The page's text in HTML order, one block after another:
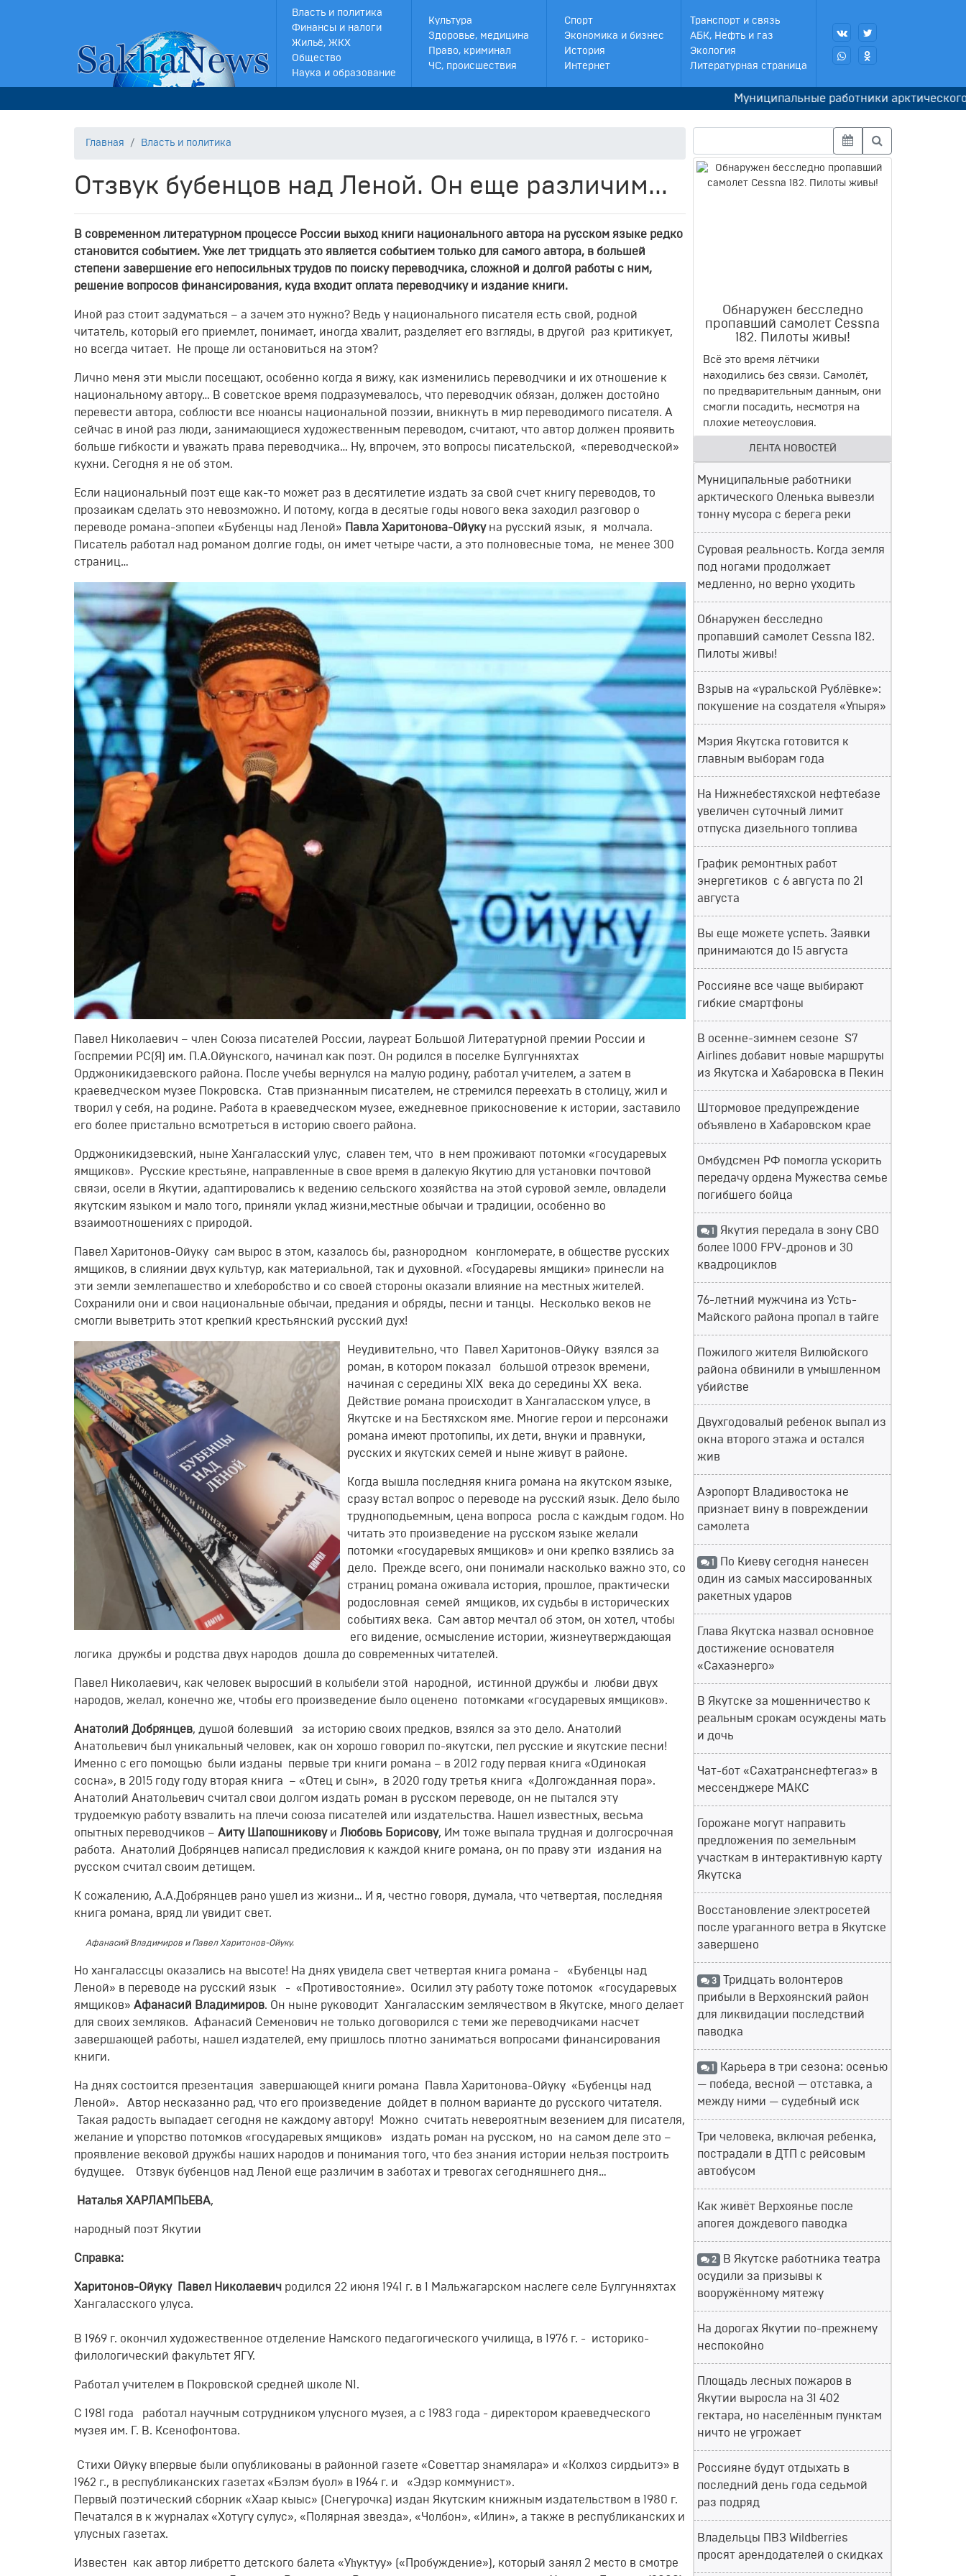
Власть и политика
Финансы и налоги
Жильё, ЖКХ
Общество
Наука и образование
Культура
Здоровье, медицина
Право, криминал
ЧС, происшествия
Спорт
Экономика и бизнес
История
Интернет
Транспорт и связь
АБК, Нефть и газ
Экология
Литературная страница
Муниципальные работники арктического
Главная Власть и политика
Отзвук бубенцов над Леной. Он еще различим...
В современном литературном процессе России выход книги национального автора на русском языке редко
становится событием. Уже лет тридцать это является событием только для самого автора, в большей
степени завершение его непосильных трудов по поиску переводчика, сложной и долгой работы с ним,
решение вопросов финансирования, куда входит оплата переводчику и издание книги.
Иной раз стоит задуматься – а зачем это нужно? Ведь у национального писателя есть свой, родной
читатель, который его приемлет, понимает, иногда хвалит, разделяет его взгляды, в другой раз критикует,
но всегда читает. Не проще ли остановиться на этом?
Лично меня эти мысли посещают, особенно когда я вижу, как изменились переводчики и их отношение к
национальному автору… В советское время подразумевалось, что переводчик обязан, должен достойно
перевести автора, соблюсти все нюансы национальной поэзии, вникнуть в мир переводимого писателя. А
сейчас в иной раз люди, занимающиеся художественным переводом, считают, что автор должен проявить
больше гибкости и уважать права переводчика… Ну, впрочем, это вопросы писательской, «переводческой»
кухни. Сегодня я не об этом.
Если национальный поэт еще как-то может раз в десятилетие издать за свой счет книгу переводов, то
прозаикам сделать это невозможно. И потому, когда в десятые годы нового века заходил разговор о
переводе романа-эпопеи «Бубенцы над Леной»
Павла Харитонова-Ойукуна русский язык, я молчала.
Писатель работал над романом долгие годы, он имет четыре части, а это полновесные тома, не менее 300
страниц…
Павел Николаевич – член Союза писателей России, лауреат Большой Литературной премии России и
Госпремии РС(Я) им. П.А.Ойунского, начинал как поэт. Он родился в поселке Булгунняхтах
Орджоникидзевского района. После учебы вернулся на малую родину, работал учителем, а затем в
краеведческом музее Покровска. Став признанным писателем, не стремился переехать в столицу, жил и
творил у себя, на родине. Работа в краеведческом музее, ежедневное прикосновение к истории, заставило
его более пристально всмотреться в историю своего района.
Орджоникидзевский, ныне Хангаласский улус, славен тем, что в нем проживают потомки «государевых
ямщиков». Русские крестьяне, направленные в свое время в далекую Якутию для установки почтовой
связи, осели в Якутии, адаптировались к ведению сельского хозяйства на этой суровой земле, овладели
якутским языком и мало того, приняли уклад жизни,местные обычаи и традиции, особенно во
взаимоотношениях с природой.
Павел Харитонов-Ойуку сам вырос в этом, казалось бы, разнородном конгломерате, в обществе русских
ямщиков, в слиянии двух культур, как материальной, так и духовной. «Государевы ямщики» принесли на
эти земли землепашество и хлеборобство и со своей стороны оказали влияние на местных жителей.
Сохранили они и свои национальные обычаи, предания и обряды, песни и танцы. Несколько веков не
смогли выветрить этот крепкий крестьянский русский дух!
Неудивительно, что Павел Харитонов-Ойуку взялся за
роман, в котором показал большой отрезок времени,
начиная с середины XIX века до середины XX века.
Действие романа происходит в Хангаласском улусе, в
Якутске и на Бестяхском яме. Многие герои и персонажи
романа имеют протопипы, их дети, внуки и правнуки,
русских и якутских семей и ныне живут в районе.
Когда вышла последняя книга романа на якутском языке,
сразу встал вопрос о переводе на русский язык. Дело было
трудноподьемным, цена вопроса росла с каждым годом. Но
читать это произведение на русском языке желали
потомки «государевых ямщиков» и они крепко взялись за
дело. Прежде всего, они понимали насколько важно это, со
страниц романа оживала история, прошлое, практически
родословная семей ямщиков, их судьбы в исторических
событиях века. Сам автор мечтал об этом, он хотел, чтобы
его видение, осмысление истории, жизнеутверждающая
логика дружбы и родства двух народов дошла до современных читателей.
Павел Николаевич, как человек выросший в колыбели этой народной, истинной дружбы и любви двух
народов, желал, конечно же, чтобы его произведение было оценено потомками «государевых ямщиков».
Анатолий Добрянцев, душой болевший за историю своих предков, взялся за это дело. Анатолий
Анатольевич был уникальный человек, как он хорошо говорил по-якутски, пел русские и якутские песни!
Именно с его помощью были изданы первые три книги романа – в 2012 году первая книга «Одинокая
сосна», в 2015 году году вторая книга – «Отец и сын», в 2020 году третья книга «Долгожданная пора».
Анатолий Анатольевич считал свои долгом издать роман в русском переводе, он не пытался эту
трудоемкую работу взвалить на плечи союза писателей или издательства. Нашел известных, весьма
опытных переводчиков – Аиту Шапошниковуи Любовь Борисову, Им тоже выпала трудная и долгосрочная
работа. Анатолий Добрянцев написал предисловия к каждой книге романа, он по праву эти издания на
русском считал своим детищем.
К сожалению, А.А.Добрянцев рано ушел из жизни… И я, честно говоря, думала, что четвертая, последняя
книга романа, вряд ли увидит свет.
Афанасий Владимиров и Павел Харитонов-Ойуку.
Но хангалассцы оказались на высоте! На днях увидела свет четвертая книга романа - «Бубенцы над
Леной» в переводе на русский язык - «Противостояние». Осилил эту работу тоже потомок «государевых
ямщиков» Афанасий Владимиров. Он ныне руководит Хангаласским землячеством в Якутске, много делает
для своих земляков. Афанасий Семенович не только договорился с теми же переводчиками насчет
завершающей работы, нашел издателей, ему пришлось плотно заниматься вопросами финансирования
книги.
На днях состоится презентация завершающей книги романа Павла Харитонова-Ойуку «Бубенцы над
Леной». Автор несказанно рад, что его произведение дойдет в полном варианте до русского читателя.
Такая радость выпадает сегодня не каждому автору! Можно считать невероятным везением для писателя,
желание и упорство потомков «государевых ямщиков» издать роман на русском, но на самом деле это –
проявление вековой дружбы наших народов и понимания того, что без знания истории нельзя построить
будущее. Отзвук бубенцов над Леной еще различим в заботах и тревогах сегодняшнего дня…
Наталья ХАРЛАМПЬЕВА,
народный поэт Якутии
Справка:
Харитонов-Ойуку Павел Николаевич родился 22 июня 1941 г. в 1 Мальжагарском наслеге селе Булгунняхтах
Хангаласского улуса.
В 1969 г. окончил художественное отделение Намского педагогического училища, в 1976 г. - историко-
филологический факультет ЯГУ.
Работал учителем в Покровской средней школе N1.
С 1981 года работал научным сотрудником улусного музея, а с 1983 года - директором краеведческого
музея им. Г. В. Ксенофонтова.
Стихи Ойуку впервые были опубликованы в районной газете «Советтар знамялара» и «Колхоз сирдьитэ» в
1962 г., в республиканских газетах «Бэлэм буол» в 1964 г. и «Эдэр коммунист».
Первый поэтический сборник «Хаар кыыс» (Снегурочка) издан Якутским книжным издательством в 1980 г.
Печатался в к журналах «Хотугу сулус», «Полярная звезда», «Чолбон», «Илин», а также в республиканских и
улусных газетах.
Известен как автор либретто детского балета «Уһуктуу» («Пробуждение»), который занял 2 место в смотре
Обнаружен бесследно
пропавший самолет Cessna
182. Пилоты живы!
Всё это время лётчики
находились без связи. Самолёт,
по предварительным данным, они
смогли посадить, несмотря на
плохие метеоусловия.
ЛЕНТА НОВОСТЕЙ
Муниципальные работники
арктического Оленька вывезли
тонну мусора с берега реки
Суровая реальность. Когда земля
под ногами продолжает
медленно, но верно уходить
Обнаружен бесследно
пропавший самолет Cessna 182.
Пилоты живы!
Взрыв на «уральской Рублёвке»:
покушение на создателя «Упыря»
Мэрия Якутска готовится к
главным выборам года
На Нижнебестяхской нефтебазе
увеличен суточный лимит
отпуска дизельного топлива
График ремонтных работ
энергетиков с 6 августа по 21
августа
Вы еще можете успеть. Заявки
принимаются до 15 августа
Россияне все чаще выбирают
гибкие смартфоны
В осенне-зимнем сезоне S7
Airlines добавит новые маршруты
из Якутска и Хабаровска в Пекин
Штормовое предупреждение
объявлено в Хабаровском крае
Омбудсмен РФ помогла ускорить
передачу ордена Мужества семье
погибшего бойца
1 Якутия передала в зону СВО
более 1000 FPV-дронов и 30
квадроциклов
76-летний мужчина из Усть-
Майского района пропал в тайге
Пожилого жителя Вилюйского
района обвинили в умышленном
убийстве
Двухгодовалый ребенок выпал из
окна второго этажа и остался
жив
Аэропорт Владивостока не
признает вину в повреждении
самолета
1 По Киеву сегодня нанесен
один из самых массированных
ракетных ударов
Глава Якутска назвал основное
достижение основателя
«Сахаэнерго»
В Якутске за мошенничество к
реальным срокам осуждены мать
и дочь
Чат-бот «Сахатранснефтегаз» в
мессенджере МАКС
Горожане могут направить
предложения по земельным
участкам в интерактивную карту
Якутска
Восстановление электросетей
после ураганного ветра в Якутске
завершено
3 Тридцать волонтеров
прибыли в Верхоянский район
для ликвидации последствий
паводка
1 Карьера в три сезона: осенью
— победа, весной — отставка, а
между ними — судебный иск
Три человека, включая ребенка,
пострадали в ДТП с рейсовым
автобусом
Как живёт Верхоянье после
апогея дождевого паводка
2 В Якутске работника театра
осудили за призывы к
вооружённому мятежу
На дорогах Якутии по-прежнему
неспокойно
Площадь лесных пожаров в
Якутии выросла на 31 402
гектара, но населённым пунктам
ничто не угрожает
Россияне будут отдыхать в
последний день года седьмой
раз подряд
Владельцы ПВЗ Wildberries
просят арендодателей о скидках